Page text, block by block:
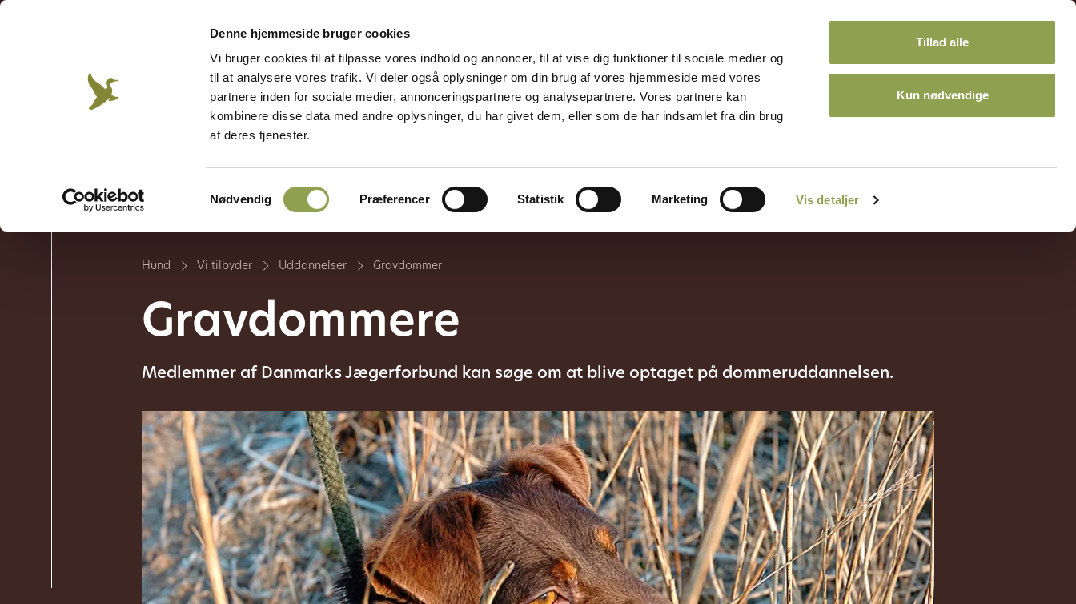
Denne hjemmeside bruger cookies
Vi bruger cookies til at tilpasse vores indhold og annoncer, til at vise dig funktioner til sociale medier og
til at analysere vores trafik. Vi deler også oplysninger om din brug af vores hjemmeside med vores
partnere inden for sociale medier, annonceringspartnere og analysepartnere. Vores partnere kan
kombinere disse data med andre oplysninger, du har givet dem, eller som de har indsamlet fra din brug
af deres tjenester.
Nødvendig Præferencer Statistik Marketing Vis detaljer
Tillad alle
Kun nødvendige
Natur
Jagthund Hundens uddannelse Vi tilbyder Om os Kontakt Kalender
Hund Vi tilbyder Uddannelser Gravdommer
Gravdommere
Medlemmer af Danmarks Jægerforbund kan søge om at blive optaget på dommeruddannelsen.